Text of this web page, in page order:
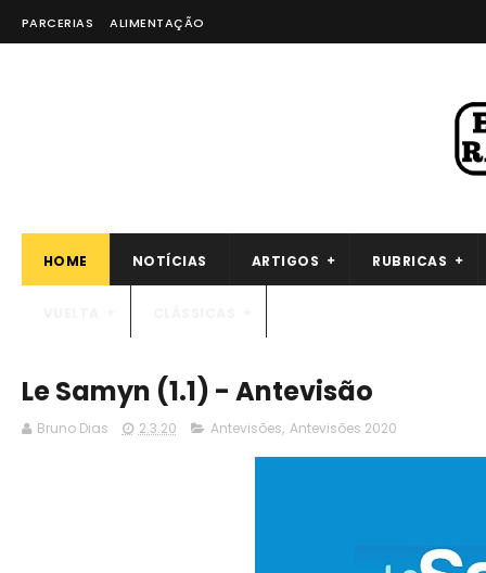
PARCERIAS ALIMENTAÇÃO
HOME NOTÍCIAS ARTIGOS RUBRICAS
Le Samyn (1.1) - Antevisão
Bruno Dias 2.3.20 Antevisões, Antevisões 2020